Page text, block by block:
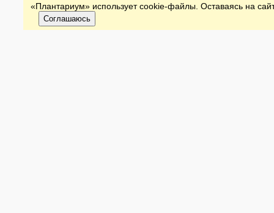
«Плантариум» использует cookie-файлы. Оставаясь на
Соглашаюсь